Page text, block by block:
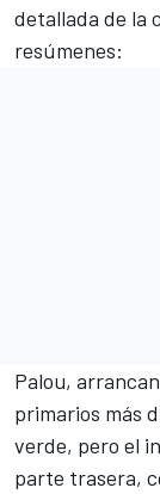
detallada de la
resúmenes:
Palou,
primarios más
verde, pero el
parte trasera,